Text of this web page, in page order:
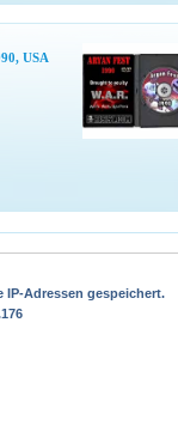
USA
Adressen gespeichert.